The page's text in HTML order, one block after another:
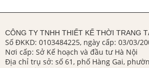
CÔNG TY TNHH THIẾT KẾ THỜI TRANG
Số ĐKKD: 0103484225, ngày cấp: 03/03/
Nơi cấp: Sở Kế hoạch và đầu tư Hà Nội
Địa chỉ trụ sở: số 61, phố Hàng Gai,